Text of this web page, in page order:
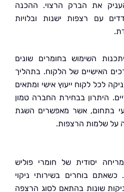
הברק הרצוי. ההכנה
ישנות ובלויות
בחומרים שונים
של הלקוח. בתהליך
ייעוץ אישי ומתאים
בבחירת החברה טמון
אשר מאפשרים השגת
הרצפות.
של חומרי פוליש
בשירותי ניקוי
בהתאם לסוג הרצפה